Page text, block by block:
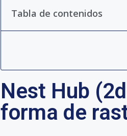
Tabla de contenidos
Nest Hub
forma de